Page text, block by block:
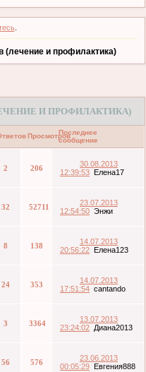
.
(лечение и профилактика)
И ПРОФИЛАКТИКА)
ПросмотровПоследнее
сообщение
2 206
30.08.2013
12:39:53 Елена17
32 52711
23.07.2013
12:54:50 Энжи
8
138
14.07.2013
20:56:22 Елена123
24
353
14.07.2013
17:51:54 cantando
3
3364
13.07.2013
23:24:02 Диана2013
56 576
23.06.2013
00:05:29 Евгения888